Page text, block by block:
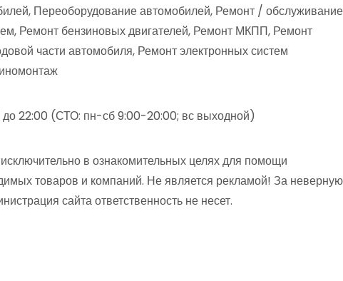
Переоборудование автомобилей, Ремонт / обслуживание
Ремонт бензиновых двигателей, Ремонт МКПП, Ремонт
части автомобиля, Ремонт электронных систем
22:00 (СТО: пн-сб 9:00-20:00; вс выходной)
в ознакомительных целях для помощи
товаров и компаний. Не является рекламой! За неверную
сайта ответственность не несет.